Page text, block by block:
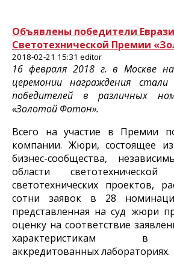
Объявлены победители
Светотехнической Премии
2018-02-21 15:31 editor
16 февраля 2018 г. в Москве
церемонии награждения
победителей в различных
«Золотой Фотон».
Всего на участие в Премии
компании. Жюри, состоящее из
бизнес-сообщества,
области
светотехнических проектов,
сотни заявок в 28
представленная на суд жюри
оценку на соответствие
характеристикам в
аккредитованных лабораториях.